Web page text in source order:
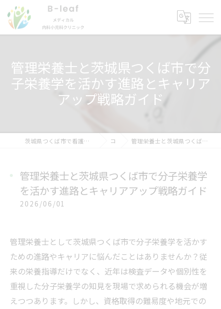
管理栄養士と茨城県つくば市で分
子栄養学を活かす進路とキャリア
アップ戦略ガイド
茨城県つくば市で看護師の求人ならB-leafメディカル内科小児科クリニック コラム 管理栄養士と茨城県つくば市で分子栄養学を活かす進路とキャリアアップ戦略ガイド
管理栄養士と茨城県つくば市で分子栄養学
を活かす進路とキャリアアップ戦略ガイド
2026/06/01
管理栄養士として茨城県つくば市で分子栄養学を活かす
ための進路やキャリアに悩んだことはありませんか？従
来の栄養指導だけでなく、近年は検査データや個別性を
重視した分子栄養学の知見を現場で求められる機会が増
えつつあります。しかし、資格取得の難易度や地元での